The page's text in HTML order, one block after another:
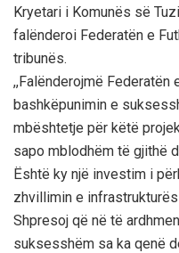
Kryetari i Komunës së
falënderoi Federatën e
tribunës.
,,Falënderojmë
bashkëpunimin e
mbështetje për këtë
sapo mblodhëm të gjithë
Është ky një investim i
zhvillimin e
Shpresoj që në të
suksesshëm sa ka qenë